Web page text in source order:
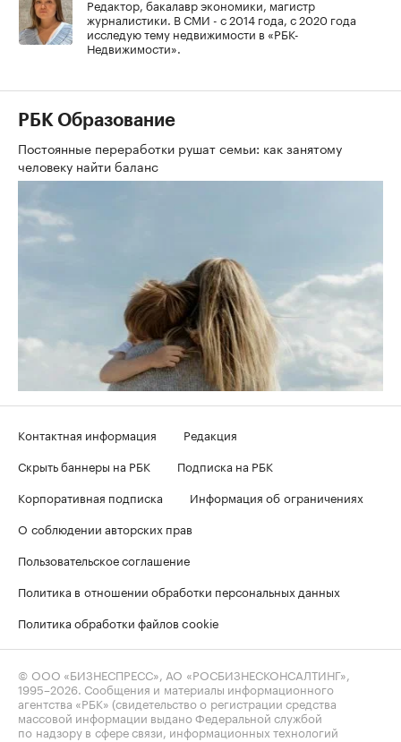
Редактор, бакалавр экономики, магистр
журналистики. В СМИ - с 2014 года, с 2020 года
исследую тему недвижимости в «РБК-
Недвижимости».
РБК Образование
Постоянные переработки рушат семьи: как занятому
человеку найти баланс
Контактная информация
Редакция
Скрыть баннеры на РБК
Подписка на РБК
Корпоративная подписка
Информация об ограничениях
О соблюдении авторских прав
Пользовательское соглашение
Политика в отношении обработки персональных данных
Политика обработки файлов cookie
© ООО «БИЗНЕСПРЕСС», АО «РОСБИЗНЕСКОНСАЛТИНГ»,
1995–2026 . Сообщения и материалы информационного
агентства «РБК» (свидетельство о регистрации средства
массовой информации выдано Федеральной службой
по надзору в сфере связи, информационных технологий